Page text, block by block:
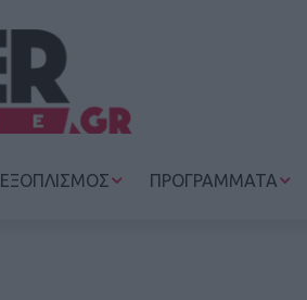
ΕΞΟΠΛΙΣΜΟΣ ΠΡΟΓΡΑΜΜΑΤΑ